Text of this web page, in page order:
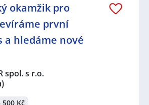
okamžik pro
první
a hledáme nové
spol. s r.o.
500 Kč